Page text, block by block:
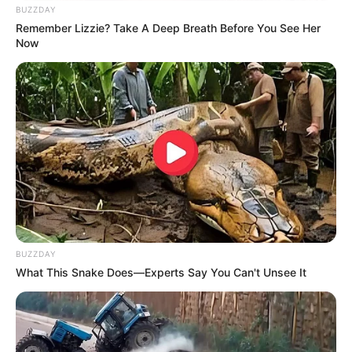
(foto: instagram/eden_yh)
2. Mencoba menikmati hari-harinya
BUZZDAY
Remember Lizzie? Take A Deep Breath Before You See Her
Now
BUZZDAY
What This Snake Does—Experts Say You Can't Unsee It